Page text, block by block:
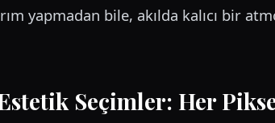
yapmadan bile, akılda kalıcı bir
Seçimler: Her